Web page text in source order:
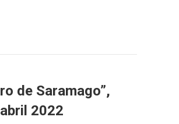
de Saramago”,
2022